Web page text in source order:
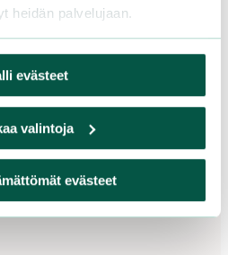
heidän palvelujaan.
evästeet
valintoja
evästeet